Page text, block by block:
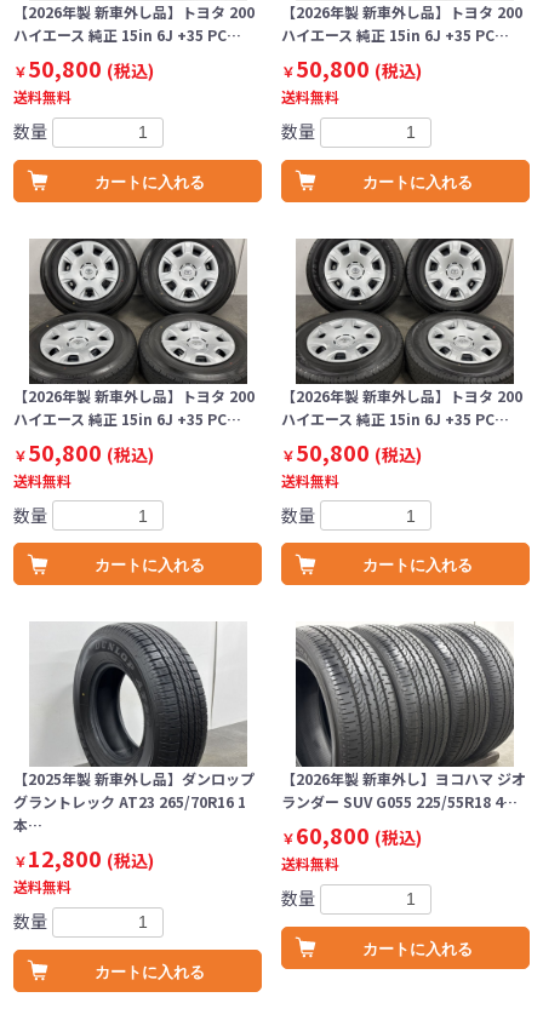
【2026年製 新車外し品】トヨタ 200
ハイエース 純正 15in 6J +35 PC…
￥50,800 (税込)
送料無料
数量
カートに入れる
【2026年製 新車外し品】トヨタ 200
ハイエース 純正 15in 6J +35 PC…
￥50,800 (税込)
送料無料
数量
カートに入れる
【2026年製 新車外し品】トヨタ 200
ハイエース 純正 15in 6J +35 PC…
￥50,800 (税込)
送料無料
数量
カートに入れる
【2026年製 新車外し品】トヨタ 200
ハイエース 純正 15in 6J +35 PC…
￥50,800 (税込)
送料無料
数量
カートに入れる
【2025年製 新車外し品】ダンロップ
グラントレック AT23 265/70R16 1
本…
￥12,800 (税込)
送料無料
数量
カートに入れる
【2026年製 新車外し】ヨコハマ ジオ
ランダー SUV G055 225/55R18 4…
￥60,800 (税込)
送料無料
数量
カートに入れる